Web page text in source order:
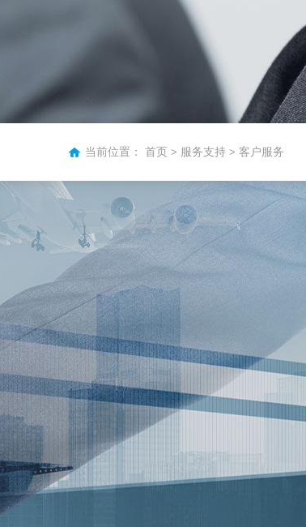
当前位置： 首页 > 服务支持 >客户服务